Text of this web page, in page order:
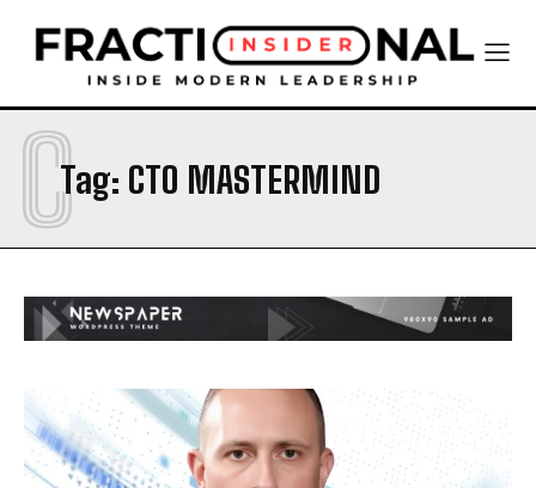
Tag: CTO MASTERMIND
C